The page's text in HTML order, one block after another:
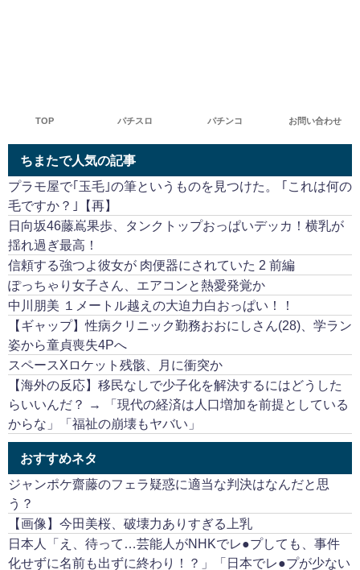
TOP パチスロ パチンコ お問い合わせ
ちまたで人気の記事
プラモ屋で｢玉毛｣の筆というものを見つけた。 ｢これは何の
毛ですか？｣【再】
日向坂46藤嶌果歩、タンクトップおっぱいデッカ！横乳が
揺れ過ぎ最高！
信頼する強つよ彼女が 肉便器にされていた 2 前編
ぽっちゃり女子さん、エアコンと熱愛発覚か
中川朋美 １メートル越えの大迫力白おっぱい！！
【ギャップ】性病クリニック勤務おおにしさん(28)、学ラン
姿から童貞喪失4Pへ
スペースXロケット残骸、月に衝突か
【海外の反応】移民なしで少子化を解決するにはどうした
らいいんだ？ → 「現代の経済は人口増加を前提としている
からな」「福祉の崩壊もヤバい」
おすすめネタ
ジャンポケ齋藤のフェラ疑惑に適当な判決はなんだと思
う？
【画像】今田美桜、破壊力ありすぎる上乳
日本人「え、待って…芸能人がNHKでレ●プしても、事件
化せずに名前も出ずに終わり！？」「日本でレ●プが少ない